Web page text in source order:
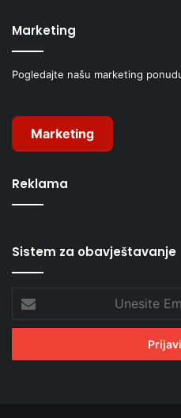
Marketing
Pogledajte našu marketing
Marketing
Reklama
Sistem za obavještavanje
Email
adresu